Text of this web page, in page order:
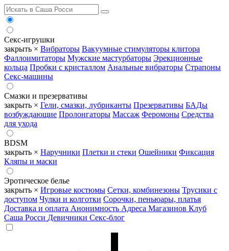
Секс-игрушки
закрыть × Вибраторы Вакуумные стимуляторы клитора
Фаллоимитаторы Мужские мастурбаторы Эрекционные
кольца Пробки с кристаллом Анальные вибраторы Страпоны
Секс-машины
Смазки и презервативы
закрыть × Гели, смазки, лубриканты Презервативы БАДы
возбуждающие Пролонгаторы Массаж Феромоны Средства
для ухода
BDSM
закрыть × Наручники Плетки и стеки Ошейники Фиксация
Кляпы и маски
Эротическое белье
закрыть × Игровые костюмы Сетки, комбинезоны Трусики с
доступом Чулки и колготки Сорочки, пеньюары, платья
Доставка и оплата Анонимность Адреса Магазинов Клуб
Саша Росси Девичники Секс-блог